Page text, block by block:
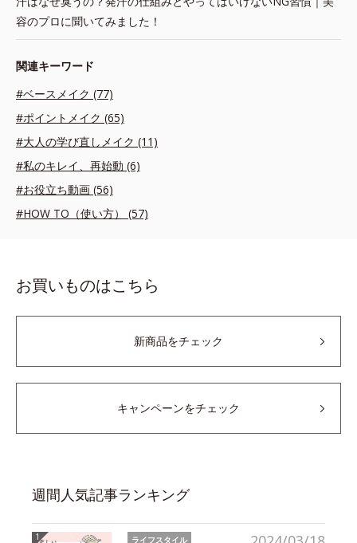
容のプロに聞いてみました！
関連キーワード
#ベースメイク (77)
#ポイントメイク (65)
#大人の学び直しメイク (11)
#私のキレイ、再始動 (6)
#お役立ち動画 (56)
#HOW TO（使い方） (57)
お買いものはこちら
新商品をチェック
キャンペーンをチェック
週間人気記事ランキング
ライフスタイル